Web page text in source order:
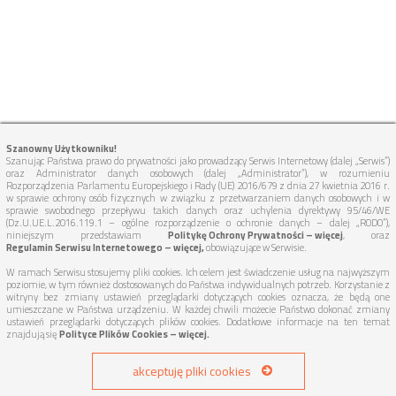
Szanowny Użytkowniku!
Szanując Państwa prawo do prywatności jako prowadzący Serwis Internetowy (dalej „Serwis”)
oraz Administrator danych osobowych (dalej „Administrator”), w rozumieniu
Rozporządzenia Parlamentu Europejskiego i Rady (UE) 2016/679 z dnia 27 kwietnia 2016 r.
w sprawie ochrony osób fizycznych w związku z przetwarzaniem danych osobowych i w
sprawie swobodnego przepływu takich danych oraz uchylenia dyrektywy 95/46/WE
(Dz.U.UE.L.2016.119.1 – ogólne rozporządzenie o ochronie danych – dalej „RODO”),
niniejszym przedstawiam Politykę Ochrony Prywatności – więcej, oraz
Regulamin Serwisu Internetowego – więcej,obowiązujące w Serwisie.
W ramach Serwisu stosujemy pliki cookies. Ich celem jest świadczenie usług na najwyższym
poziomie, w tym również dostosowanych do Państwa indywidualnych potrzeb. Korzystanie z
witryny bez zmiany ustawień przeglądarki dotyczących cookies oznacza, że będą one
umieszczane w Państwa urządzeniu. W każdej chwili możecie Państwo dokonać zmiany
ustawień przeglądarki dotyczących plików cookies. Dodatkowe informacje na ten temat
znajdują sięPolityce Plików Cookies – więcej.
akceptuję pliki cookies